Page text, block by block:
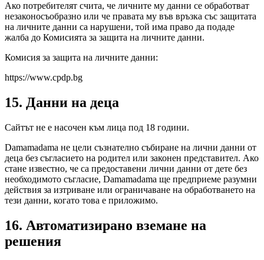
Ако потребителят счита, че личните му данни се обработват
незаконосъобразно или че правата му във връзка със защитата
на личните данни са нарушени, той има право да подаде
жалба до Комисията за защита на личните данни.
Комисия за защита на личните данни:
https://www.cpdp.bg
15. Данни на деца
Сайтът не е насочен към лица под 18 години.
Damamadama не цели съзнателно събиране на лични данни от
деца без съгласието на родител или законен представител. Ако
стане известно, че са предоставени лични данни от дете без
необходимото съгласие, Damamadama ще предприеме разумни
действия за изтриване или ограничаване на обработването на
тези данни, когато това е приложимо.
16. Автоматизирано вземане на
решения